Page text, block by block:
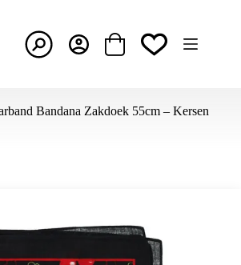
Winkelwagen
Bandana Zakdoek 55cm – Kersen